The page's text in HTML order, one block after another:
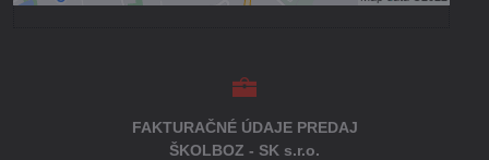
FAKTURAČNÉ ÚDAJE PREDAJ
ŠKOLBOZ - SK s.r.o.